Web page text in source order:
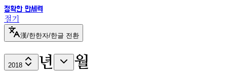
정확한 만세력
절기
漢/한한자/한글 전환
2018 년 월